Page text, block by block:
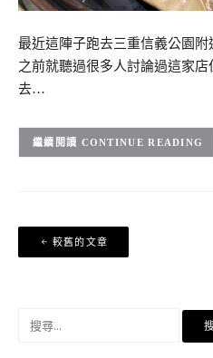
最近這陣子跑去三重信義公園附
之前就聽過很多人討論過這家
去…
CONTINUE READING
文
章
覽
較舊的文章